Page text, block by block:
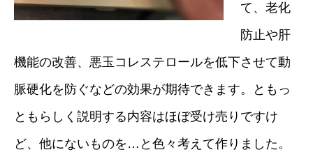
て、老化
防止や肝
機能の改善、悪玉コレステロールを低下させて動
脈硬化を防ぐなどの効果が期待できます。ともっ
ともらしく説明する内容はほぼ受け売りですけ
ど、他にないものを…と色々考えて作りました。